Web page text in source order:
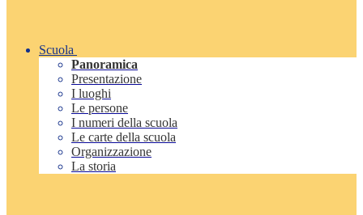
Scuola
Panoramica
Presentazione
I luoghi
Le persone
I numeri della scuola
Le carte della scuola
Organizzazione
La storia